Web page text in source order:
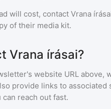
will cost, contact Vrana
of their media kit.
Vrana írásai?
website URL above,
provide links to associated
reach out fast.